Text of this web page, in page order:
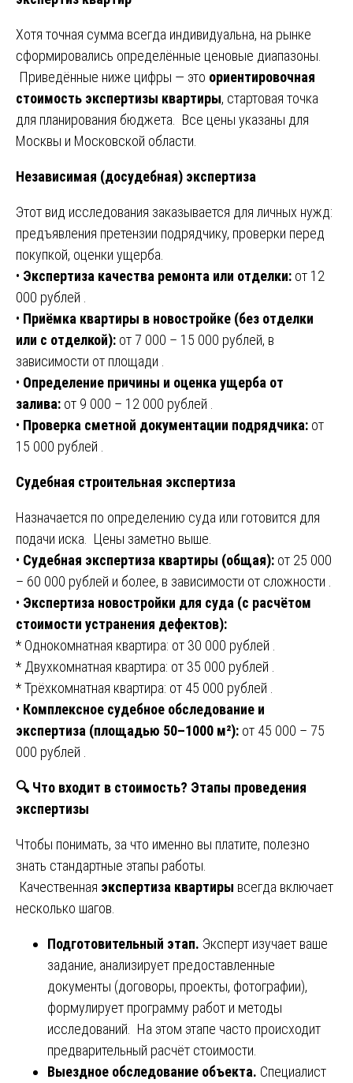
Хотя точная сумма всегда индивидуальна, на рынке
сформировались определённые ценовые диапазоны.
Приведённые ниже цифры — это ориентировочная
стоимость экспертизы квартиры, стартовая точка
для планирования бюджета. Все цены указаны для
Москвы и Московской области.
Независимая (досудебная) экспертиза
Этот вид исследования заказывается для личных нужд:
предъявления претензии подрядчику, проверки перед
покупкой, оценки ущерба.
• Экспертиза качества ремонта или отделки: от 12
000 рублей .
• Приёмка квартиры в новостройке (без отделки
или с отделкой): от 7 000 – 15 000 рублей, в
зависимости от площади .
• Определение причины и оценка ущерба от
залива: от 9 000 – 12 000 рублей .
• Проверка сметной документации подрядчика: от
15 000 рублей .
Судебная строительная экспертиза
Назначается по определению суда или готовится для
подачи иска. Цены заметно выше.
• Судебная экспертиза квартиры (общая): от 25 000
– 60 000 рублей и более, в зависимости от сложности .
• Экспертиза новостройки для суда (с расчётом
стоимости устранения дефектов):
* Однокомнатная квартира: от 30 000 рублей .
* Двухкомнатная квартира: от 35 000 рублей .
* Трёхкомнатная квартира: от 45 000 рублей .
• Комплексное судебное обследование и
экспертиза (площадью 50–1000 м²): от 45 000 – 75
000 рублей .
🔍Что входит в стоимость? Этапы проведения
экспертизы
Чтобы понимать, за что именно вы платите, полезно
знать стандартные этапы работы.
Качественная экспертиза квартиры всегда включает
несколько шагов.
Подготовительный этап. Эксперт изучает ваше
задание, анализирует предоставленные
документы (договоры, проекты, фотографии),
формулирует программу работ и методы
исследований. На этом этапе часто происходит
предварительный расчёт стоимости.
Выездное обследование объекта. Специалист